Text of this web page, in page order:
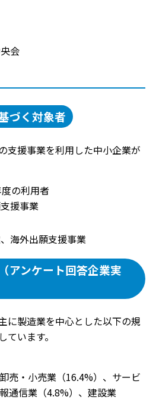
会
づく対象者
支援事業を利用した中小企業が
の利用者
援事業
海外出願支援事業
アンケート回答企業実
に製造業を中心とした以下の規
います。
売・小売業（16.4%）、サービ
通信業（4.8%）、建設業